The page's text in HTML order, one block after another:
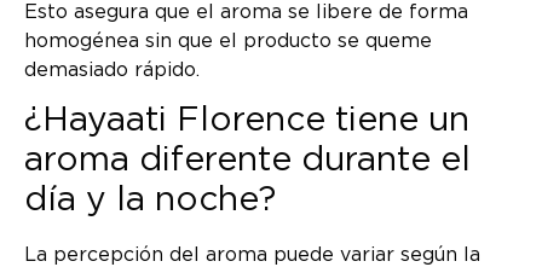
Esto asegura que el aroma se libere de forma
homogénea sin que el producto se queme
demasiado rápido.
¿Hayaati Florence tiene un
aroma diferente durante el
día y la noche?
La percepción del aroma puede variar según la